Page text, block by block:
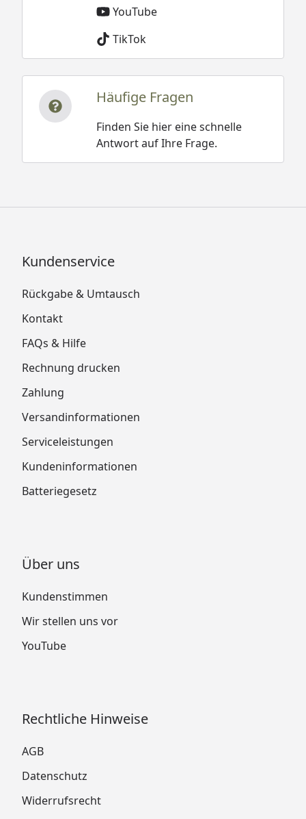
YouTube
TikTok
Häufige Fragen
Finden Sie hier eine schnelle
Antwort auf Ihre Frage.
Kundenservice
Rückgabe & Umtausch
Kontakt
FAQs & Hilfe
Rechnung drucken
Zahlung
Versandinformationen
Serviceleistungen
Kundeninformationen
Batteriegesetz
Über uns
Kundenstimmen
Wir stellen uns vor
YouTube
Rechtliche Hinweise
AGB
Datenschutz
Widerrufsrecht